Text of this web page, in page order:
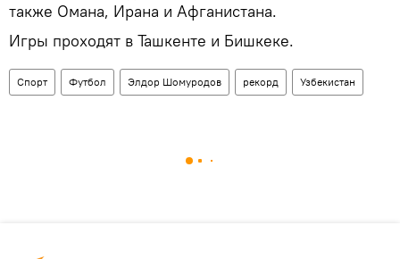
также Омана, Ирана и Афганистана.
Игры проходят в Ташкенте и Бишкеке.
Спорт Футбол Элдор Шомуродов рекорд Узбекистан